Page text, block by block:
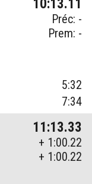
10:13.11
Préc: -
Prem: -
5:32
7:34
11:13.33
+ 1:00.22
+ 1:00.22